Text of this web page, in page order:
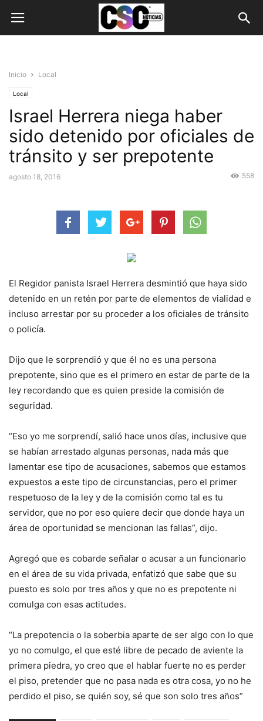
Inicio Local
Local
Israel Herrera niega haber
sido detenido por oficiales de
tránsito y ser prepotente
agosto 18, 2016 558
El Regidor panista Israel Herrera desmintió que haya sido
detenido en un retén por parte de elementos de vialidad e
incluso arrestar por su proceder a los oficiales de tránsito
o policía.
Dijo que le sorprendió y que él no es una persona
prepotente, sino que es el primero en estar de parte de la
ley recordando que es quien preside la comisión de
seguridad.
“Eso yo me sorprendí, salió hace unos días, inclusive que
se habían arrestado algunas personas, nada más que
lamentar ese tipo de acusaciones, sabemos que estamos
expuestos a este tipo de circunstancias, pero el primer
respetuoso de la ley y de la comisión como tal es tu
servidor, que no por eso quiere decir que donde haya un
área de oportunidad se mencionan las fallas”, dijo.
Agregó que es cobarde señalar o acusar a un funcionario
en el área de su vida privada, enfatizó que sabe que su
puesto es solo por tres años y que no es prepotente ni
comulga con esas actitudes.
“La prepotencia o la soberbia aparte de ser algo con lo que
yo no comulgo, el que esté libre de pecado de aviente la
primera piedra, yo creo que el hablar fuerte no es perder
el piso, pretender que no pasa nada es otra cosa, yo no he
perdido el piso, se quién soy, sé que son solo tres años”